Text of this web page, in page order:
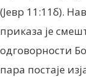
(Јевр 11:11б).
приказа је
одговорности
пара постаје